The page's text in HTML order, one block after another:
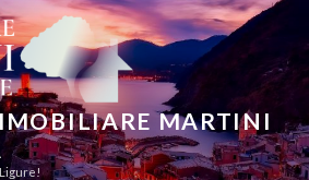
MARTINI